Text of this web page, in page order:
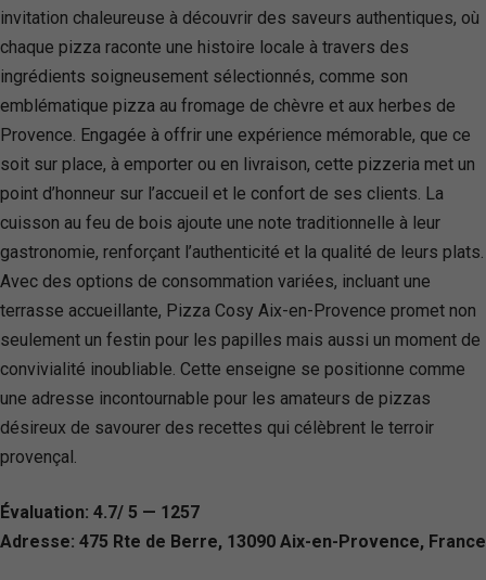
invitation chaleureuse à découvrir des saveurs authentiques, où
chaque pizza raconte une histoire locale à travers des
ingrédients soigneusement sélectionnés, comme son
emblématique pizza au fromage de chèvre et aux herbes de
Provence. Engagée à offrir une expérience mémorable, que ce
soit sur place, à emporter ou en livraison, cette pizzeria met un
point d’honneur sur l’accueil et le confort de ses clients. La
cuisson au feu de bois ajoute une note traditionnelle à leur
gastronomie, renforçant l’authenticité et la qualité de leurs plats.
Avec des options de consommation variées, incluant une
terrasse accueillante, Pizza Cosy Aix-en-Provence promet non
seulement un festin pour les papilles mais aussi un moment de
convivialité inoubliable. Cette enseigne se positionne comme
une adresse incontournable pour les amateurs de pizzas
désireux de savourer des recettes qui célèbrent le terroir
provençal.
Évaluation: 4.7/ 5 — 1257
Adresse: 475 Rte de Berre, 13090 Aix-en-Provence, France